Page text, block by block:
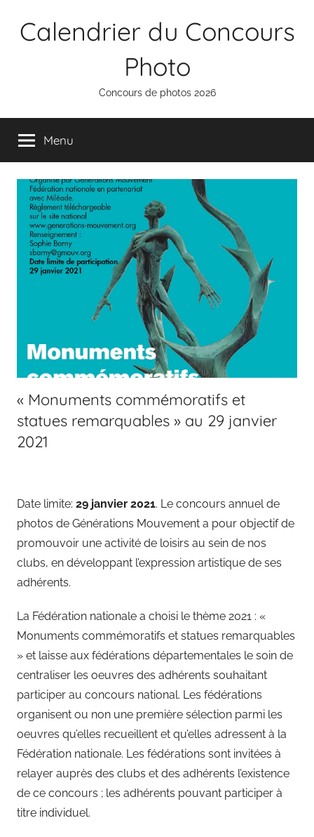
Calendrier du Concours
Photo
Concours de photos 2026
Menu
« Monuments commémoratifs et
statues remarquables » au 29 janvier
2021
Date limite: 29 janvier 2021. Le concours annuel de
photos de Générations Mouvement a pour objectif de
promouvoir une activité de loisirs au sein de nos
clubs, en développant l’expression artistique de ses
adhérents.
La Fédération nationale a choisi le thème 2021 : «
Monuments commémoratifs et statues remarquables
» et laisse aux fédérations départementales le soin de
centraliser les oeuvres des adhérents souhaitant
participer au concours national. Les fédérations
organisent ou non une première sélection parmi les
oeuvres qu’elles recueillent et qu’elles adressent à la
Fédération nationale. Les fédérations sont invitées à
relayer auprès des clubs et des adhérents l’existence
de ce concours ; les adhérents pouvant participer à
titre individuel.